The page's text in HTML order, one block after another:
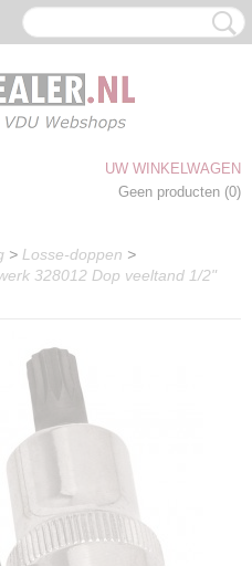
UW WINKELWAGEN
Geen producten (0)
> Losse-doppen >
328012 Dop veeltand 1/2"